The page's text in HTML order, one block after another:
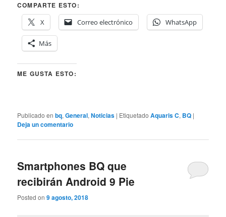
COMPARTE ESTO:
X
Correo electrónico WhatsApp
Más
ME GUSTA ESTO:
Publicado en bq,General,Noticias | Etiquetado Aquaris C, BQ |
Deja un comentario
Smartphones BQ que
recibirán Android 9 Pie
Posted on9 agosto, 2018